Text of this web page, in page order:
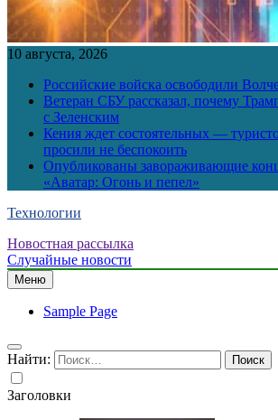
10 августа, 2026
Российские войска освободили
Ветеран СБУ рассказал, почему
с Зеленским
Кения ждет состоятельных —
просили не беспокоить
Опубликованы завораживающие
«Аватар: Огонь и пепел»
Технологии
Новостная рассылка
Случайные новости
Меню
Sample Page
Найти:
Заголовки